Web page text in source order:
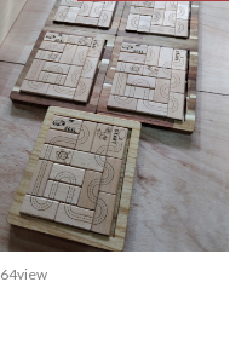
64view